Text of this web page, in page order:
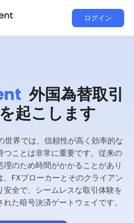
ログイン
外国為替取引
起こします
世界では、信頼性が高く効率的な
つことは非常に重要です。従来の
のため時間がかかることがあり
FXブローカーとそのクライアン
安全で、シームレスな取引体験を
た暗号決済ゲートウェイです。